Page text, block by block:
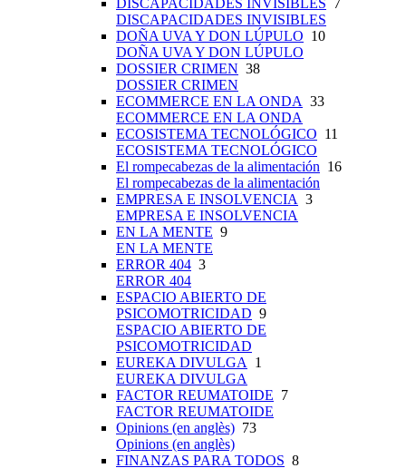
DISCAPACIDADES INVISIBLES 7
DISCAPACIDADES INVISIBLES
DOÑA UVA Y DON LÚPULO 10
DOÑA UVA Y DON LÚPULO
DOSSIER CRIMEN 38
DOSSIER CRIMEN
ECOMMERCE EN LA ONDA 33
ECOMMERCE EN LA ONDA
ECOSISTEMA TECNOLÓGICO 11
ECOSISTEMA TECNOLÓGICO
El rompecabezas de la alimentación 16
El rompecabezas de la alimentación
EMPRESA E INSOLVENCIA 3
EMPRESA E INSOLVENCIA
EN LA MENTE 9
EN LA MENTE
ERROR 404 3
ERROR 404
ESPACIO ABIERTO DE
PSICOMOTRICIDAD 9
ESPACIO ABIERTO DE
PSICOMOTRICIDAD
EUREKA DIVULGA 1
EUREKA DIVULGA
FACTOR REUMATOIDE 7
FACTOR REUMATOIDE
Opinions (en anglès) 73
Opinions (en anglès)
FINANZAS PARA TODOS 8